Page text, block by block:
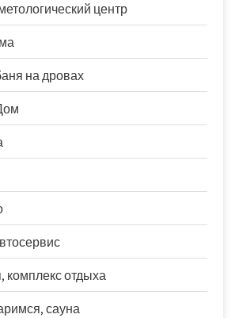
центр
на дровах
комплекс отдыха
сауна